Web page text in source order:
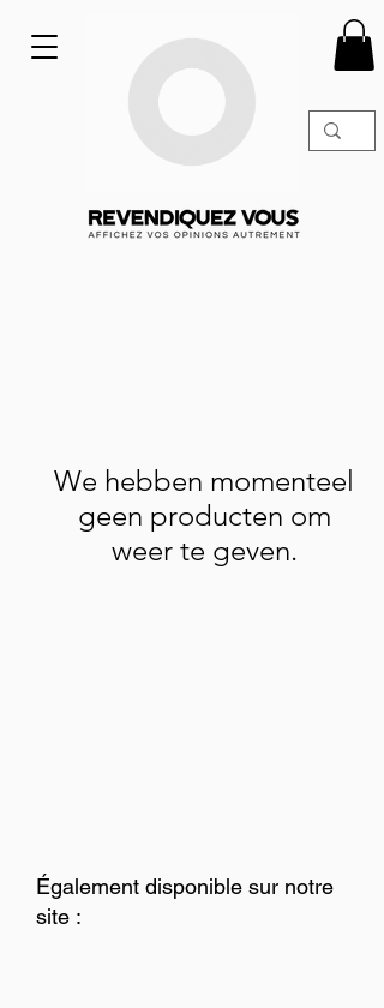
We hebben momenteel
geen producten om
weer te geven.
Également disponible sur notre
site :